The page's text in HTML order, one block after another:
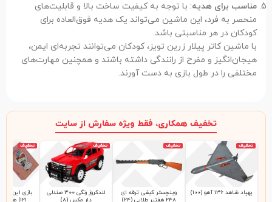
مناسب برای هدیه: با توجه به کیفیت ساخت بالا و قابلیت‌های
منحصر به فرد، این ماشین می‌تواند یک هدیه فوق‌العاده برای
کودکان در هر مناسبتی باشد.
با ماشین کاتر پیلار زرین تویز، کودکان می‌توانند تجربه‌ای ایمن،
هیجان‌انگیز و مفرح از رانندگی داشته باشند و همچنین مهارت‌های
مختلفی را در طول بازی به دست آورند.
تخفیف همکاری، فقط ویژه سفارش از سایت
تخفیف
پهپاد شاهد 136 آهو (100)
تخفیف
وینچستر کیفی ترقه ای
248 هفتیر طلایی (24)
تخفیف
لندکروز رنگی 300 صندلی
دار مکس (8)
تخفیف
بازی این چی
121| هاردباکس (48)